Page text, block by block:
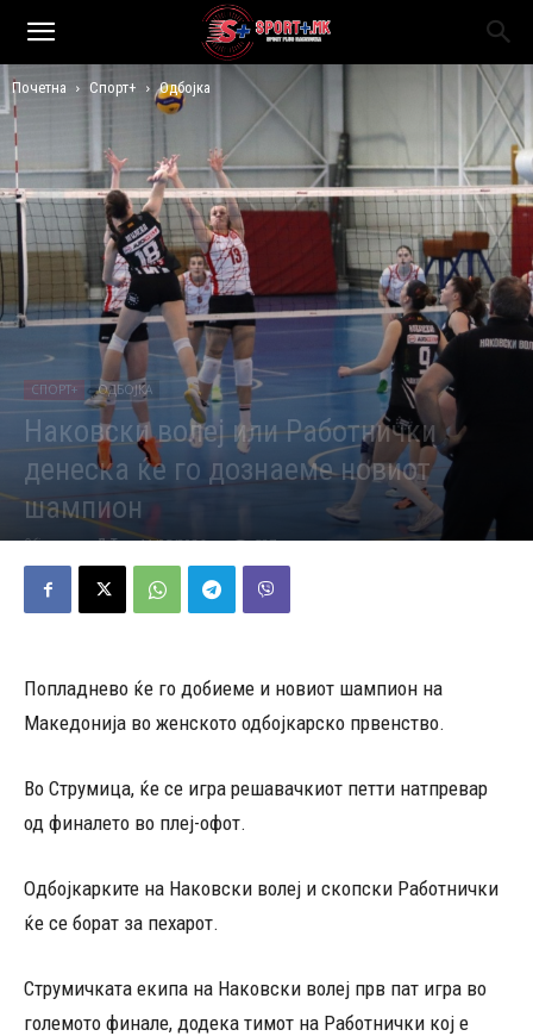
Почетна Спорт+ Одбојка
СПОРТ+ ОДБОЈКА
Наковски волеј или Работнички
денеска ќе го дознаеме новиот
шампион
Објавено од Д.Т. - 11/05/2026 587
Попладнево ќе го добиеме и новиот шампион на
Македонија во женското одбојкарско првенство.
Во Струмица, ќе се игра решавачкиот петти натпревар
од финалето во плеј-офот.
Одбојкарките на Наковски волеј и скопски Работнички
ќе се борат за пехарот.
Струмичката екипа на Наковски волеј прв пат игра во
големото финале, додека тимот на Работнички кој е